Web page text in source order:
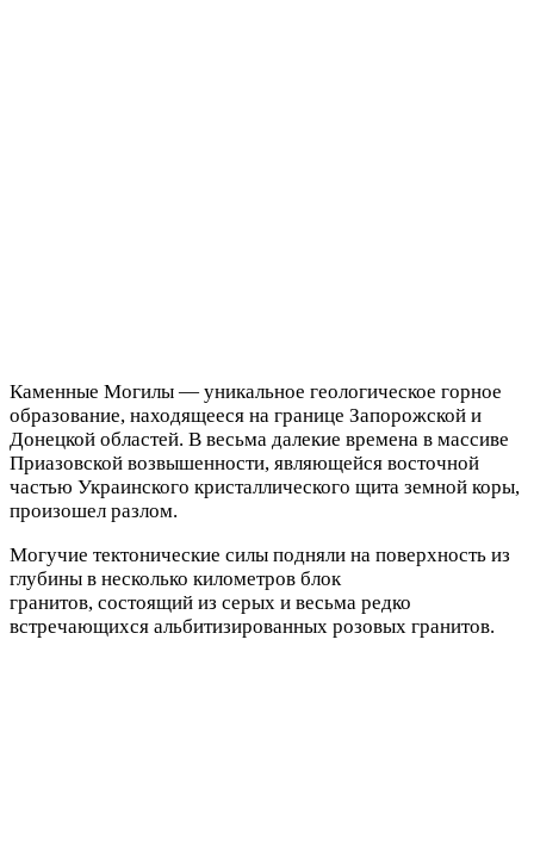
Каменные Могилы — уникальное геологическое горное
образование, находящееся на границе Запорожской и
Донецкой областей. В весьма далекие времена в массиве
Приазовской возвышенности, являющейся восточной
частью Украинского кристаллического щита земной коры,
произошел разлом.
Могучие тектонические силы подняли на поверхность из
глубины в несколько километров блок
гранитов, состоящий из серых и весьма редко
встречающихся альбитизированных розовых гранитов.